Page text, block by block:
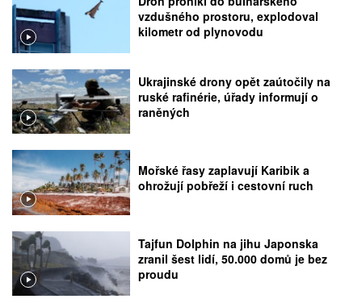
vzdušného prostoru, explodoval
kilometr od plynovodu
Ukrajinské drony opět zaútočily na
ruské rafinérie, úřady informují o
raněných
Mořské řasy zaplavují Karibik a
ohrožují pobřeží i cestovní ruch
Tajfun Dolphin na jihu Japonska
zranil šest lidí, 50.000 domů je bez
proudu